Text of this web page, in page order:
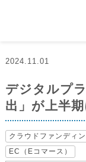
2024.11.01
デジタルプ
出」が上半
クラウドファンディ
EC（Eコマース）